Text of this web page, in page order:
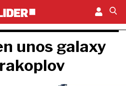
unos galaxy